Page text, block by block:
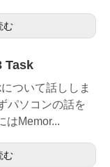
む
Task
ついて話ししま
パソコンの話を
はMemor...
む